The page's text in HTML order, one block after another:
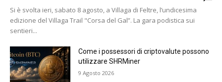
Si è svolta ieri, sabato 8 agosto, a Villaga di Feltre, l’undicesima
edizione del Villaga Trail "Corsa del Gal”. La gara podistica sui
sentieri...
Come i possessori di criptovalute possono
utilizzare SHRMiner
9 Agosto 2026